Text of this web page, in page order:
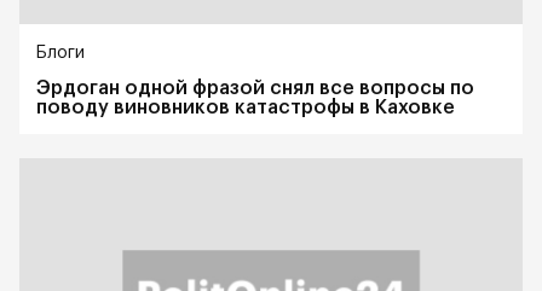
Блоги
Эрдоган одной фразой снял все вопросы по
поводу виновников катастрофы в Каховке